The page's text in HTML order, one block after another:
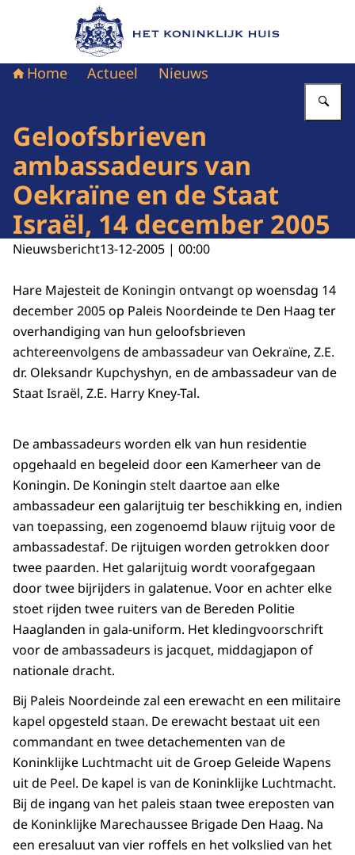
Naar de homepage van Het Koninklijk Huis
Home Actueel Nieuws
Geloofsbrieven
ambassadeurs van
Oekraïne en de Staat
Israël, 14 december 2005
Nieuwsbericht13-12-2005 | 00:00
Hare Majesteit de Koningin ontvangt op woensdag 14
december 2005 op Paleis Noordeinde te Den Haag ter
overhandiging van hun geloofsbrieven
achtereenvolgens de ambassadeur van Oekraïne, Z.E.
dr. Oleksandr Kupchyshyn, en de ambassadeur van de
Staat Israël, Z.E. Harry Kney-Tal.
De ambassadeurs worden elk van hun residentie
opgehaald en begeleid door een Kamerheer van de
Koningin. De Koningin stelt daartoe aan elke
ambassadeur een galarijtuig ter beschikking en, indien
van toepassing, een zogenoemd blauw rijtuig voor de
ambassadestaf. De rijtuigen worden getrokken door
twee paarden. Het galarijtuig wordt voorafgegaan
door twee bijrijders in galatenue. Voor en achter elke
stoet rijden twee ruiters van de Bereden Politie
Haaglanden in gala-uniform. Het kledingvoorschrift
voor de ambassadeurs is jacquet, middagjapon of
nationale dracht.
Bij Paleis Noordeinde zal een erewacht en een militaire
kapel opgesteld staan. De erewacht bestaat uit een
commandant en twee detachementen van de
Koninklijke Luchtmacht uit de Groep Geleide Wapens
uit de Peel. De kapel is van de Koninklijke Luchtmacht.
Bij de ingang van het paleis staan twee ereposten van
de Koninklijke Marechaussee Brigade Den Haag. Na
een eresaluut van vier roffels en het volkslied van het